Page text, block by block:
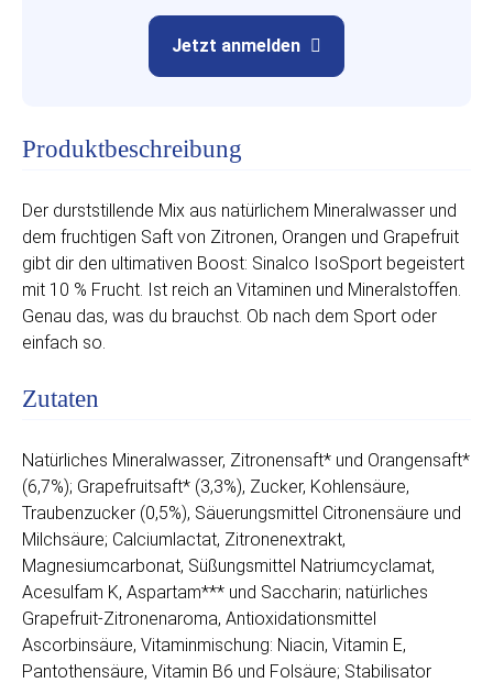
Jetzt anmelden
Produktbeschreibung
Der durststillende Mix aus natürlichem Mineralwasser und
dem fruchtigen Saft von Zitronen, Orangen und Grapefruit
gibt dir den ultimativen Boost: Sinalco IsoSport begeistert
mit 10 % Frucht. Ist reich an Vitaminen und Mineralstoffen.
Genau das, was du brauchst. Ob nach dem Sport oder
einfach so.
Zutaten
Natürliches Mineralwasser, Zitronensaft* und Orangensaft*
(6,7%); Grapefruitsaft* (3,3%), Zucker, Kohlensäure,
Traubenzucker (0,5%), Säuerungsmittel Citronensäure und
Milchsäure; Calciumlactat, Zitronenextrakt,
Magnesiumcarbonat, Süßungsmittel Natriumcyclamat,
Acesulfam K, Aspartam*** und Saccharin; natürliches
Grapefruit-Zitronenaroma, Antioxidationsmittel
Ascorbinsäure, Vitaminmischung: Niacin, Vitamin E,
Pantothensäure, Vitamin B6 und Folsäure; Stabilisator